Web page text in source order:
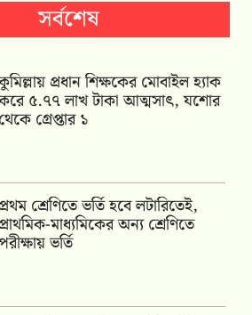
সর্বশেষ
প্রধান শিক্ষকের মোবাইল হ্যাক
৫.৭৭ লাখ টাকা আত্মসাৎ, যশোর
থেকে গ্রেপ্তার ১
শ্রেণিতে ভর্তি হবে লটারিতেই,
মাধ্যমিকের অন্য শ্রেণিতে
ভর্তি